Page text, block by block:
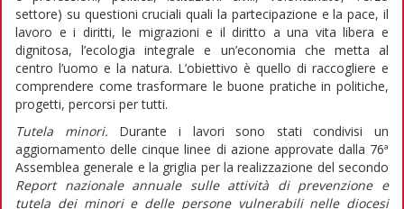
settore) su questioni cruciali quali la partecipazione e la pace, il
lavoro e i diritti, le migrazioni e il diritto a una vita libera e
dignitosa, l’ecologia integrale e un’economia che metta al
centro l’uomo e la natura. L’obiettivo è quello di raccogliere e
comprendere come trasformare le buone pratiche in politiche,
progetti, percorsi per tutti.
Tutela minori. Durante i lavori sono stati condivisi un
aggiornamento delle cinque linee di azione approvate dalla 76ª
Assemblea generale e la griglia per la realizzazione del secondo
Report nazionale annuale sulle attività di prevenzione e
tutela dei minori e delle persone vulnerabili nelle diocesi